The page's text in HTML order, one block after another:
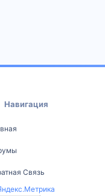
Навигация
Связь